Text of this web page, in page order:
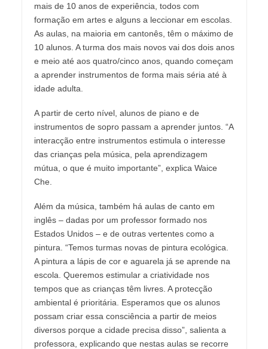
mais de 10 anos de experiência, todos com
formação em artes e alguns a leccionar em escolas.
As aulas, na maioria em cantonês, têm o máximo de
10 alunos. A turma dos mais novos vai dos dois anos
e meio até aos quatro/cinco anos, quando começam
a aprender instrumentos de forma mais séria até à
idade adulta.
A partir de certo nível, alunos de piano e de
instrumentos de sopro passam a aprender juntos. “A
interacção entre instrumentos estimula o interesse
das crianças pela música, pela aprendizagem
mútua, o que é muito importante”, explica Waice
Che.
Além da música, também há aulas de canto em
inglês – dadas por um professor formado nos
Estados Unidos – e de outras vertentes como a
pintura. “Temos turmas novas de pintura ecológica.
A pintura a lápis de cor e aguarela já se aprende na
escola. Queremos estimular a criatividade nos
tempos que as crianças têm livres. A protecção
ambiental é prioritária. Esperamos que os alunos
possam criar essa consciência a partir de meios
diversos porque a cidade precisa disso”, salienta a
professora, explicando que nestas aulas se recorre